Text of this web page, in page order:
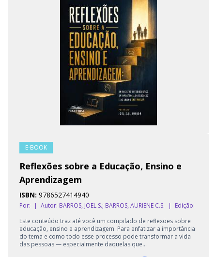
E-BOOK
Reflexões sobre a Educação, Ensino e
Aprendizagem
ISBN: 9786527414940
Por: | Autor: BARROS, JOEL S.; BARROS, AURIENE C.S. |
Edição:
Este conteúdo traz até você um compilado de reflexões sobre
educação, ensino e aprendizagem. Para enfatizar a importância
do tema e como todo esse processo pode transformar a vida
das pessoas — especialmente daquelas que...